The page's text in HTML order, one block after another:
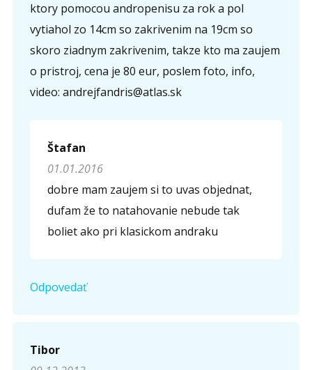
ktory pomocou andropenisu za rok a pol
vytiahol zo 14cm so zakrivenim na 19cm so
skoro ziadnym zakrivenim, takze kto ma zaujem
o pristroj, cena je 80 eur, poslem foto, info,
video: andrejfandris@atlas.sk
Štafan
01.01.2016
dobre mam zaujem si to uvas objednat,
dufam že to natahovanie nebude tak
boliet ako pri klasickom andraku
Odpovedať
Tibor